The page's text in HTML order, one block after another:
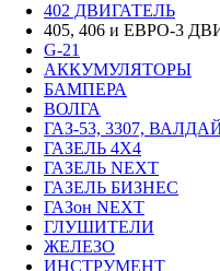
402 ДВИГАТЕЛЬ
405, 406 и ЕВРО-3
G-21
АККУМУЛЯТОРЫ
БАМПЕРА
ВОЛГА
ГАЗ-53, 3307,
ГАЗЕЛЬ 4Х4
ГАЗЕЛЬ NEXT
ГАЗЕЛЬ БИЗНЕС
ГАЗон NEXT
ГЛУШИТЕЛИ
ЖЕЛЕЗО
ИНСТРУМЕНТ